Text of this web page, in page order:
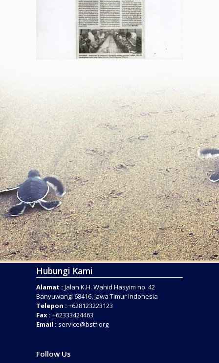
Hubungi Kami
Alamat : Jalan K.H. Wahid Hasyim no. 42
Banyuwangi 68416, Jawa Timur Indonesia
Telepon : +628123223123
Fax : +62333424463
Email : service@bstf.org
Follow Us